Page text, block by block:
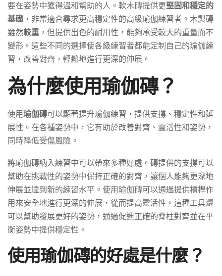
要在姿勢中獲得溫和幫助的人。軟木磚提供更堅固和穩定的
基礎 ，非常適合尋求更高穩定性的高級瑜伽練習者。木製磚
雖然較重 ，但提供出色的耐用性，能夠承受較大的重量而不
變形。這些不同的選擇使各級練習者都能定制自己的瑜伽練
習，改善對齊，輕鬆地進行更深的伸展。
為什麼使用瑜伽磚？
使用瑜伽磚可以顯著提升瑜伽練習，提供支撐、穩定性和延
展性。在各種姿勢中，它有助於改善對齊、靈活性和姿勢，
同時降低受傷風險。
將瑜伽磚納入練習中可以帶來多種好處。磚提供的支撐可以
幫助在挑戰性的姿勢中保持正確的對齊，讓個人能夠更深地
伸展並達到新的練習水平。使用瑜伽磚可以通過提供槓桿作
用來安全地進行更深的伸展，從而提高靈活性。這種工具還
可以幫助發展更好的姿勢，通過促進正確的脊柱對齊並在平
衡姿勢中提供穩定性。
使用瑜伽磚的好處是什麼？